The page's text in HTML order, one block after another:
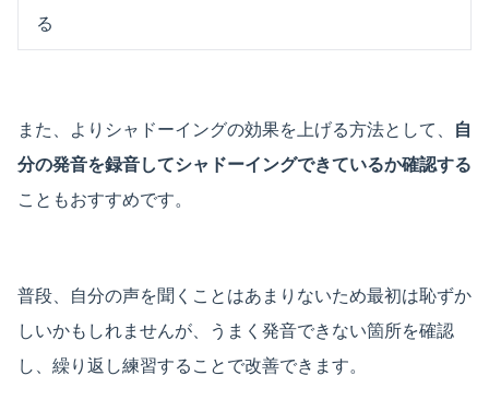
る
また、よりシャドーイングの効果を上げる方法として、 自
分の発音を録音してシャドーイングできているか確認する
こともおすすめです。
普段、自分の声を聞くことはあまりないため最初は恥ずか
しいかもしれませんが、うまく発音できない箇所を確認
し、繰り返し練習することで改善できます。